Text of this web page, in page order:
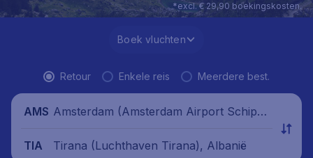
*excl. € 29,90 boekingskosten.
Boek vluchten
Retour Enkele reis Meerdere best.
AMS Amsterdam (Amsterdam Airport Schipho
TIA
Tirana (Luchthaven Tirana), Albanië